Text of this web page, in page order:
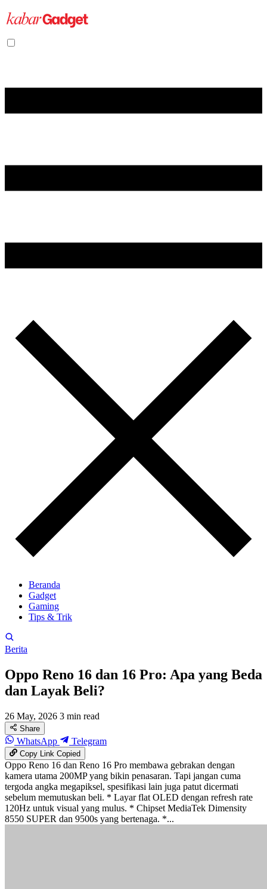
Beranda
Gadget
Gaming
Tips & Trik
Berita
Oppo Reno 16 dan 16 Pro: Apa yang Beda
dan Layak Beli?
26 May, 2026 3 min read
Share
WhatsApp Telegram
Copy LinkCopied
Oppo Reno 16 dan Reno 16 Pro membawa gebrakan dengan
kamera utama 200MP yang bikin penasaran. Tapi jangan cuma
tergoda angka megapiksel, spesifikasi lain juga patut dicermati
sebelum memutuskan beli. * Layar flat OLED dengan refresh rate
120Hz untuk visual yang mulus. * Chipset MediaTek Dimensity
8550 SUPER dan 9500s yang bertenaga. *...